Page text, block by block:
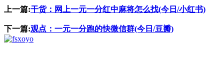
上一篇:干货：网上一元一分红中麻将怎么找(今日/小红书)
下一篇:观点：一元一分跑的快微信群(今日/豆瓣)